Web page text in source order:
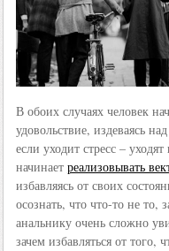
В обоих случаях человек
удовольствие, издеваясь
если уходит стресс –
начинает реализовывать
избавляясь от своих
осознать, что что-то не
анальнику очень сложно
зачем избавляться от того,